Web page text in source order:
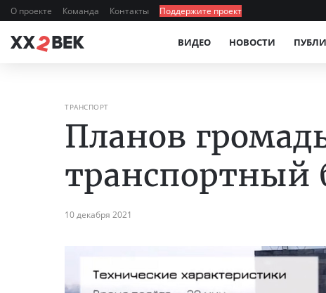
О проекте Команда Контакты Поддержите проект
ВИДЕО НОВОСТИ
ТРАНСПОРТ
Планов
транспортный
10 декабря 2021